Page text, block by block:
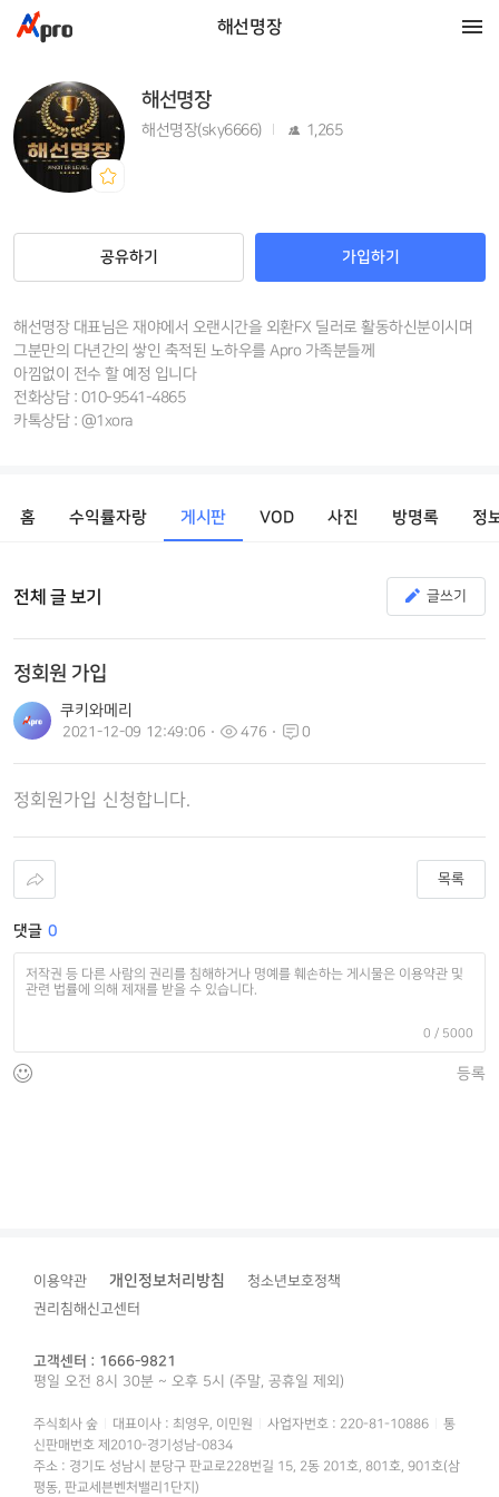
해선명장
해선명장
해선명장(sky6666) 1,265
공유하기 가입하기
해선명장 대표님은 재야에서 오랜시간을 외환FX 딜러로 활동하신분이시며
그분만의 다년간의 쌓인 축적된 노하우를 Apro 가족분들께
아낌없이 전수 할 예정 입니다
전화상담 : 010-9541-4865
카톡상담 : @1xora
홈 수익률자랑 게시판 VOD 사진 방명록 정
전체 글 보기 글쓰기
정회원 가입
쿠키와메리
2021-12-09 12:49:06 476 0
정회원가입 신청합니다.
목록
댓글 0
0 / 5000
등록
이용약관 개인정보처리방침
청소년보호정책
권리침해신고센터
고객센터 : 1666-9821
평일 오전 8시 30분 ~ 오후 5시 (주말, 공휴일 제외)
주식회사 숲 대표이사 : 최영우, 이민원 사업자번호 : 220-81-10886
통
신판매번호 제2010-경기성남-0834
주소 : 경기도 성남시 분당구 판교로228번길 15, 2동 201호, 801호, 901호(삼
평동, 판교세븐벤처밸리1단지)